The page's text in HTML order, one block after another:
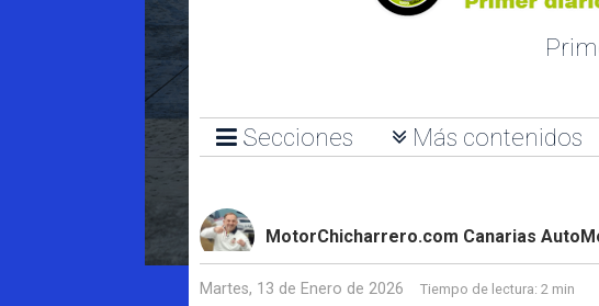
Secciones Más contenidos
MotorChicharrero.com Canarias
Martes, 13 de Enero de 2026 Tiempo de lectura: 2 min